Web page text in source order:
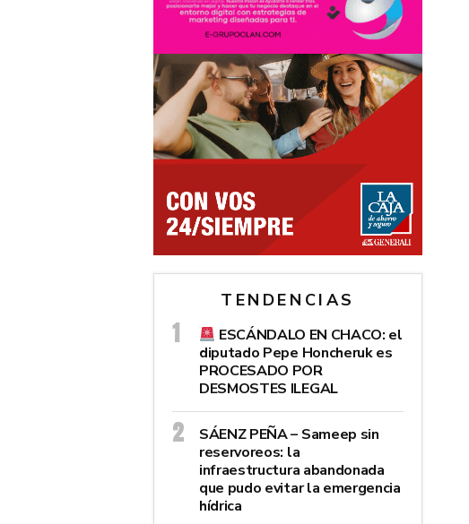
TENDENCIAS
ESCÁNDALO EN CHACO: el
diputado Pepe Honcheruk es
PROCESADO POR
DESMOSTES ILEGAL
SÁENZ PEÑA – Sameep sin
reservoreos: la
infraestructura abandonada
que pudo evitar la emergencia
hídrica